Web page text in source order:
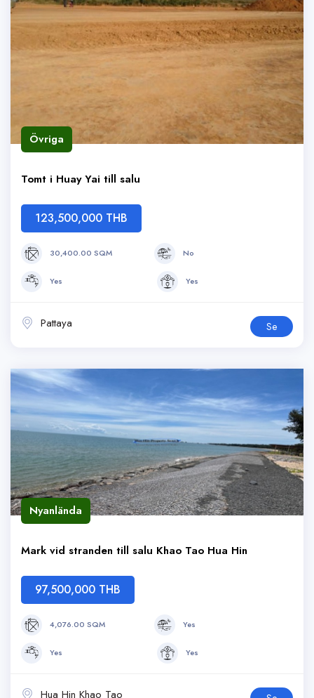
Övriga
Tomt i Huay Yai till salu
123,500,000 THB
30,400.00 SQM No
Yes Yes
Pattaya Se
Nyanlända
Mark vid stranden till salu Khao Tao Hua Hin
97,500,000 THB
4,076.00 SQM Yes
Yes Yes
Hua Hin Khao Tao